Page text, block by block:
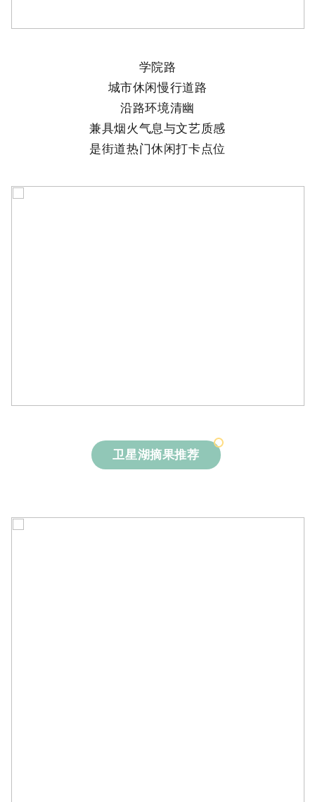
学院路
城市休闲慢行道路
沿路环境清幽
兼具烟火气息与文艺质感
是街道热门休闲打卡点位
卫星湖摘果推荐